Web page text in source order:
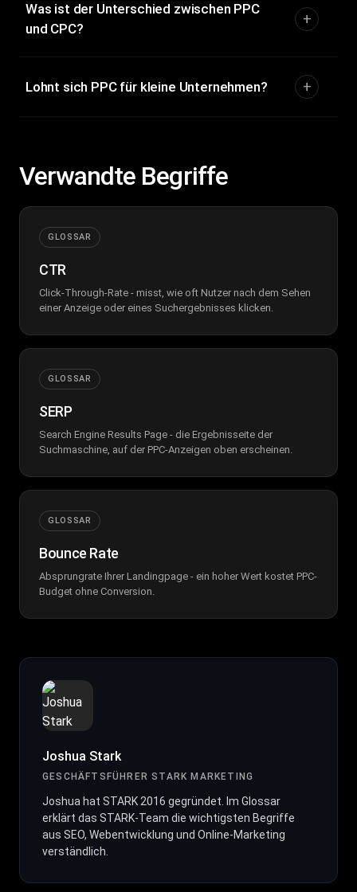
Was ist der Unterschied zwischen PPC
und CPC?
Lohnt sich PPC für kleine Unternehmen?
Verwandte Begriffe
GLOSSAR
CTR
Click-Through-Rate - misst, wie oft Nutzer nach dem Sehen
einer Anzeige oder eines Suchergebnisses klicken.
GLOSSAR
SERP
Search Engine Results Page - die Ergebnisseite der
Suchmaschine, auf der PPC-Anzeigen oben erscheinen.
GLOSSAR
Bounce Rate
Absprungrate Ihrer Landingpage - ein hoher Wert kostet PPC-
Budget ohne Conversion.
Joshua Stark
GESCHÄFTSFÜHRER STARK MARKETING
Joshua hat STARK 2016 gegründet. Im Glossar
erklärt das STARK-Team die wichtigsten Begriffe
aus SEO, Webentwicklung und Online-Marketing
verständlich.